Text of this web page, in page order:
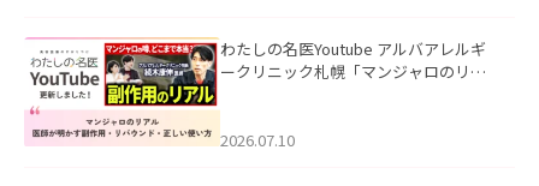
わたしの名医Youtube アルバアレルギ
ークリニック札幌「マンジャロのリア
た。
2026.07.10